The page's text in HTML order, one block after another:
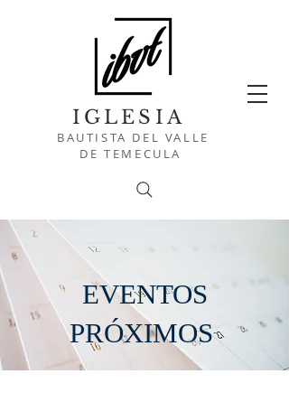
IGLESIA
BAUTISTA DEL VALLE
DE TEMECULA
EVENTOS
PRÓXIMOS